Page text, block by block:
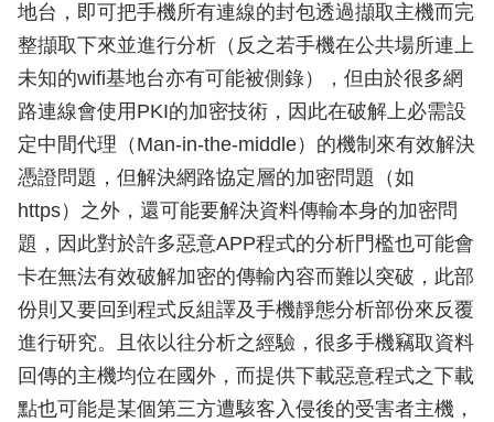
地台，即可把手機所有連線的封包透過擷取主機而完
整擷取下來並進行分析（反之若手機在公共場所連上
未知的wifi基地台亦有可能被側錄），但由於很多網
路連線會使用PKI的加密技術，因此在破解上必需設
定中間代理（Man-in-the-middle）的機制來有效解決
憑證問題，但解決網路協定層的加密問題（如
https）之外，還可能要解決資料傳輸本身的加密問
題，因此對於許多惡意APP程式的分析門檻也可能會
卡在無法有效破解加密的傳輸內容而難以突破，此部
份則又要回到程式反組譯及手機靜態分析部份來反覆
進行研究。且依以往分析之經驗，很多手機竊取資料
回傳的主機均位在國外，而提供下載惡意程式之下載
點也可能是某個第三方遭駭客入侵後的受害者主機，